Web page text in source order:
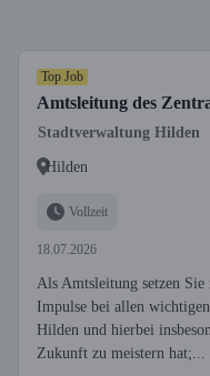
Top Job
Amtsleitung des
Stadtverwaltung Hilden
Hilden
Vollzeit
18.07.2026
Als Amtsleitung setzen
Impulse bei allen
Hilden und hierbei
Zukunft zu meistern hat;...